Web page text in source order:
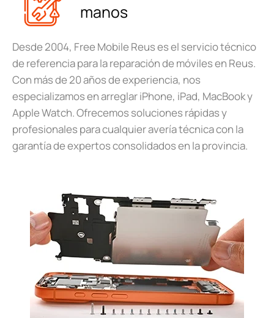
manos
Desde 2004, Free Mobile Reus es el servicio técnico
de referencia para la reparación de móviles en Reus.
Con más de 20 años de experiencia, nos
especializamos en arreglar iPhone, iPad, MacBook y
Apple Watch. Ofrecemos soluciones rápidas y
profesionales para cualquier avería técnica con la
garantía de expertos consolidados en la provincia.